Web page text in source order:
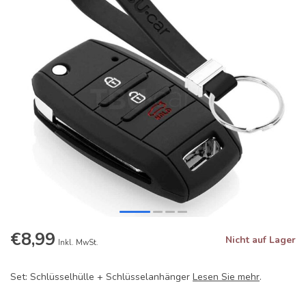
€8,99 Inkl. MwSt. Nicht auf Lager
Set: Schlüsselhülle + Schlüsselanhänger Lesen Sie mehr.